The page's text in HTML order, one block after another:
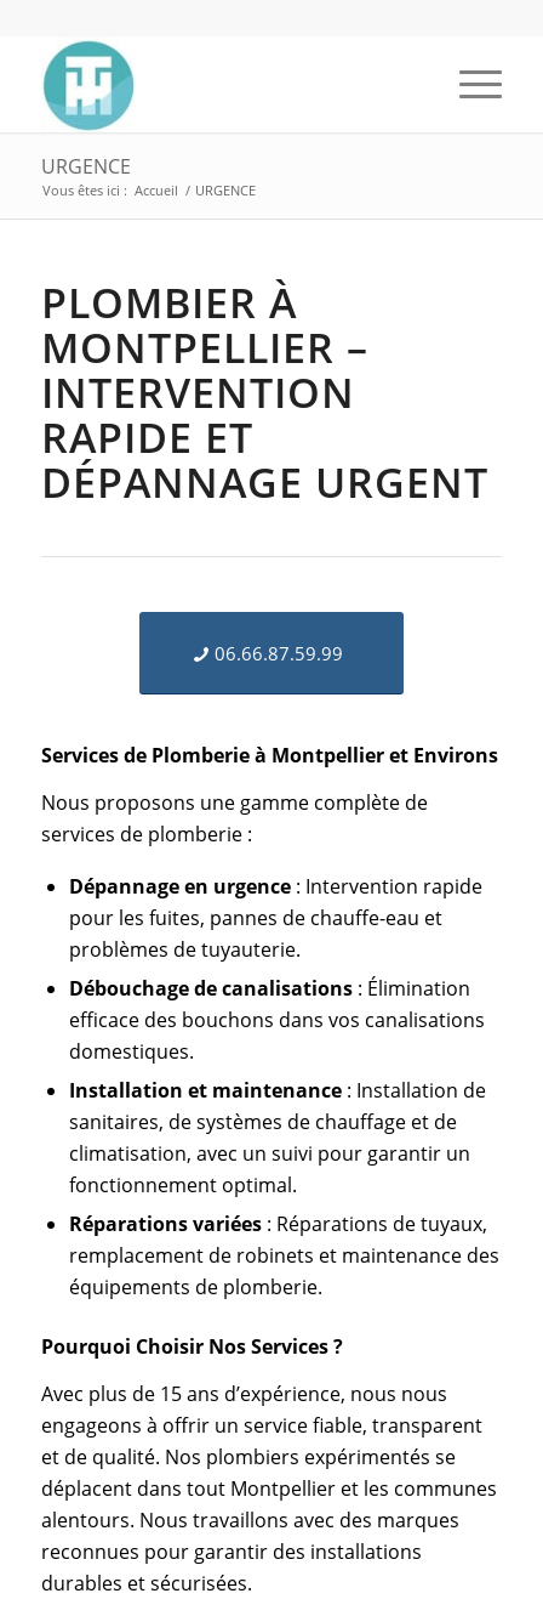
URGENCE
Vous êtes ici : Accueil / URGENCE
PLOMBIER À
MONTPELLIER –
INTERVENTION
RAPIDE ET
DÉPANNAGE URGENT
06.66.87.59.99
Services de Plomberie à Montpellier et Environs
Nous proposons une gamme complète de
services de plomberie :
Dépannage en urgence: Intervention rapide
pour les fuites, pannes de chauffe-eau et
problèmes de tuyauterie.
Débouchage de canalisations: Élimination
efficace des bouchons dans vos canalisations
domestiques.
Installation et maintenance: Installation de
sanitaires, de systèmes de chauffage et de
climatisation, avec un suivi pour garantir un
fonctionnement optimal.
Réparations variées: Réparations de tuyaux,
remplacement de robinets et maintenance des
équipements de plomberie.
Pourquoi Choisir Nos Services ?
Avec plus de 15 ans d’expérience, nous nous
engageons à offrir un service fiable, transparent
et de qualité. Nos plombiers expérimentés se
déplacent dans tout Montpellier et les communes
alentours. Nous travaillons avec des marques
reconnues pour garantir des installations
durables et sécurisées.